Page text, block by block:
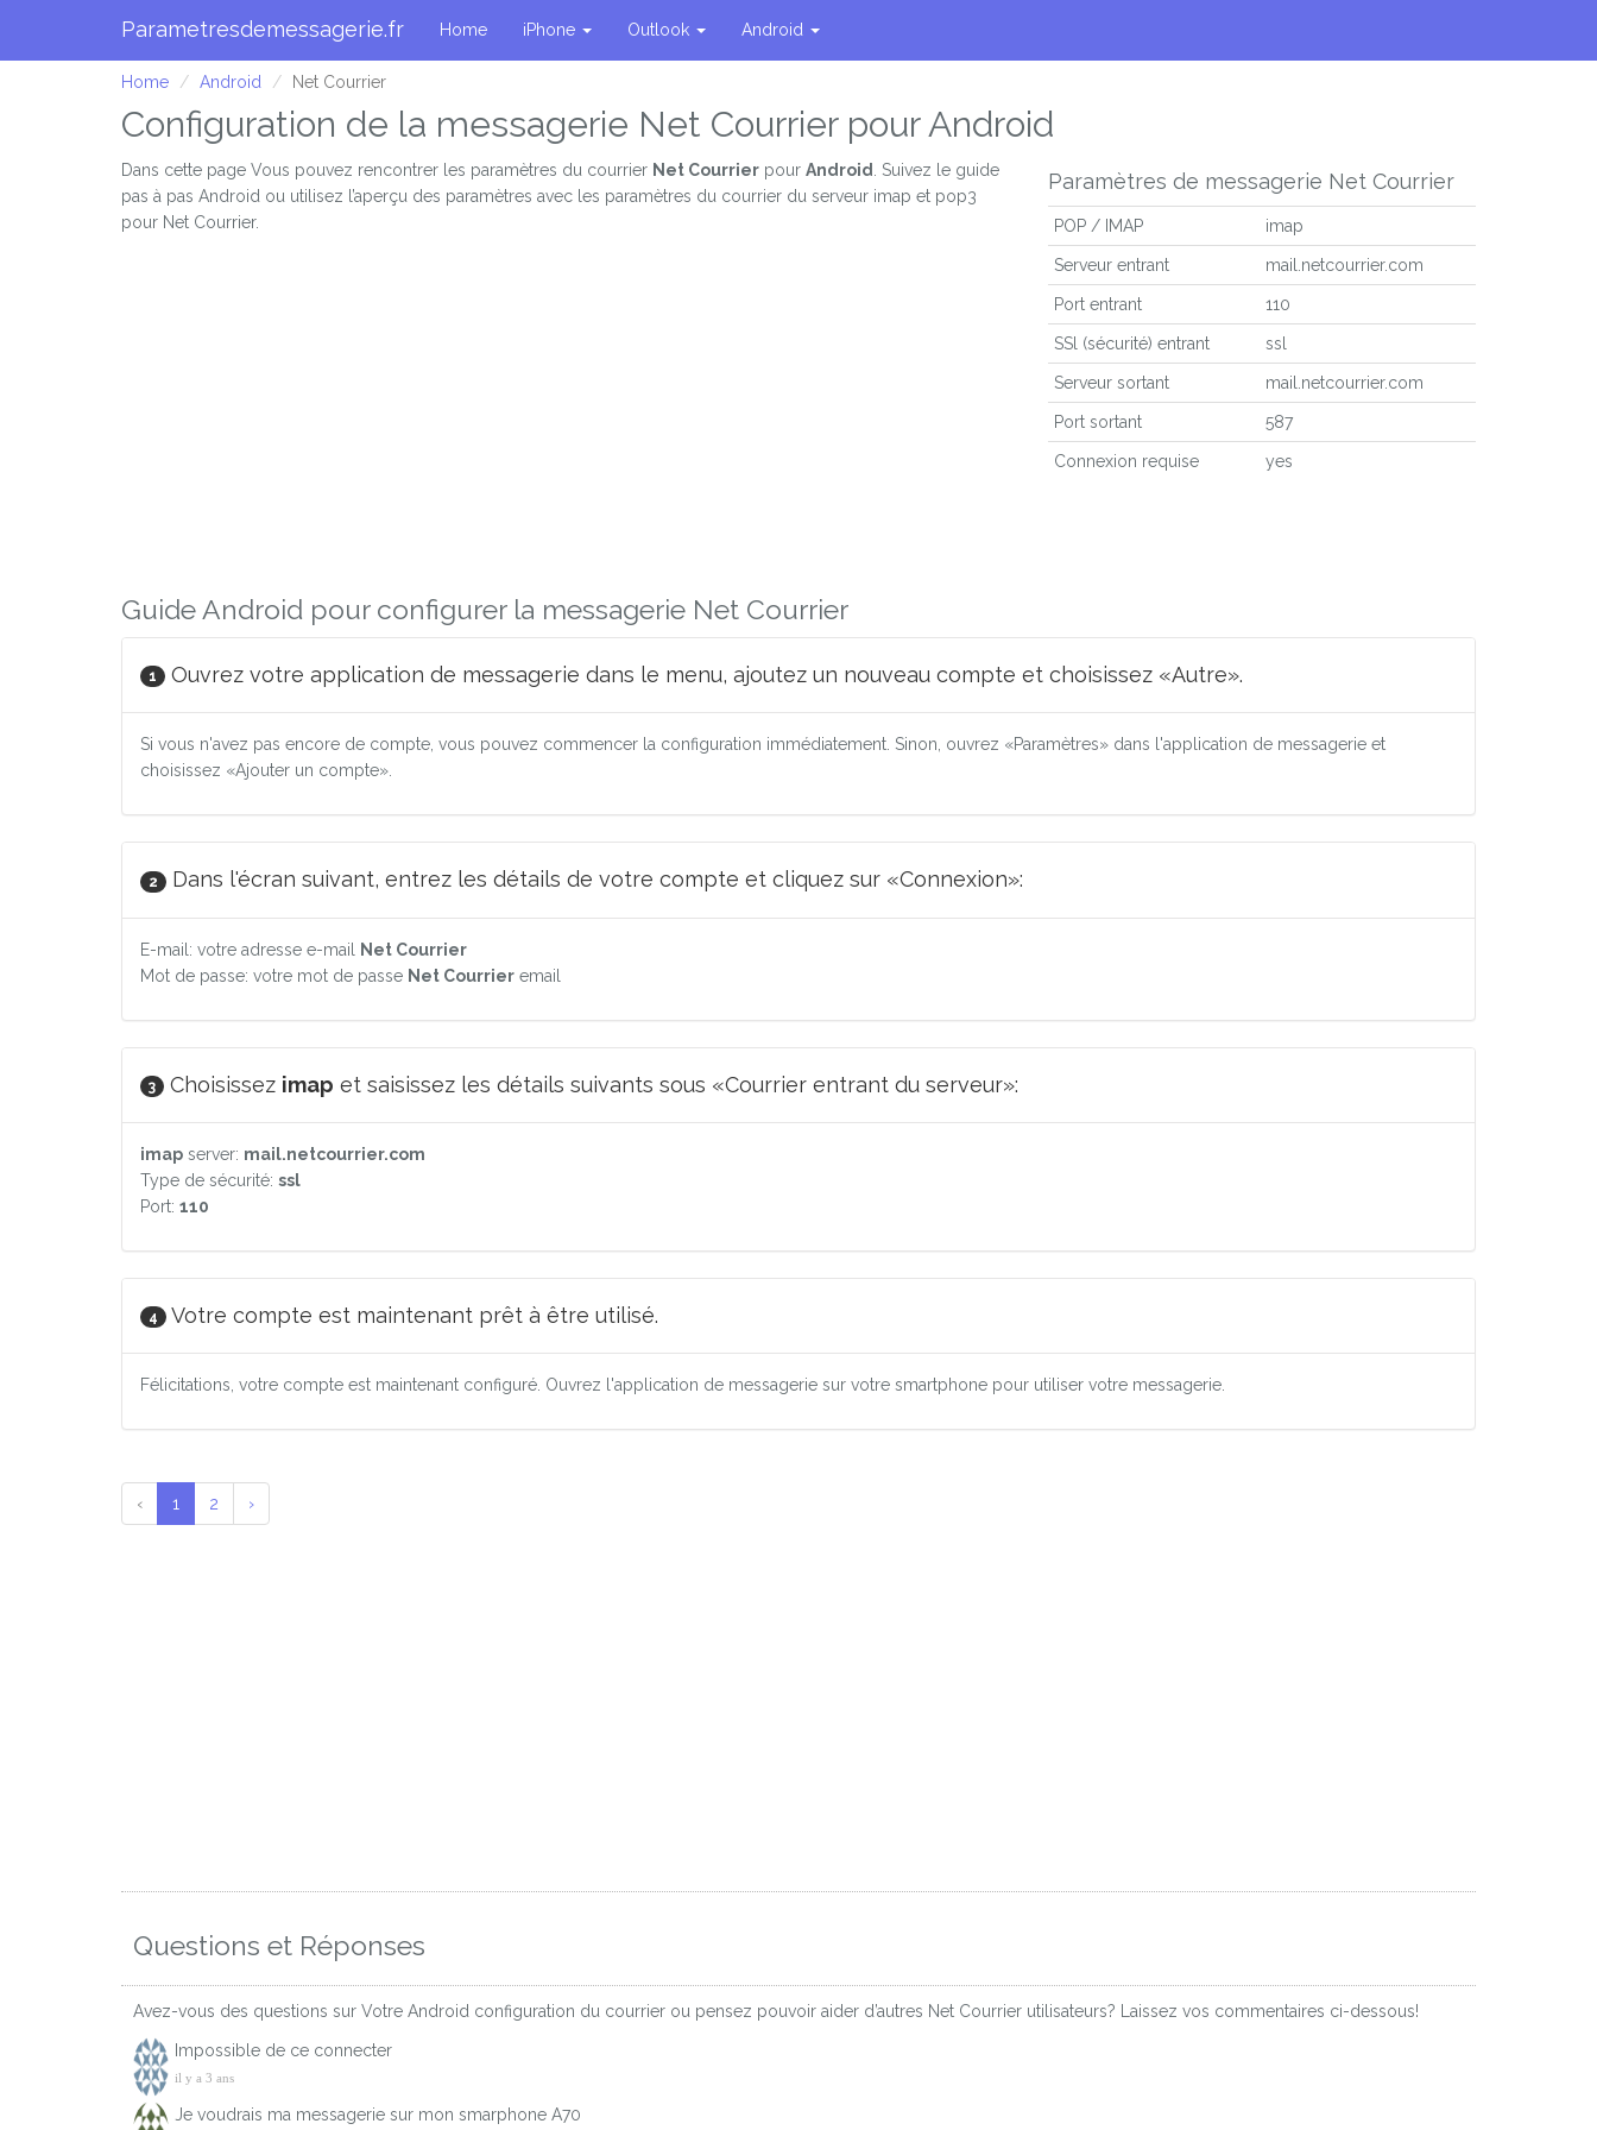
Parametresdemessagerie.fr Home iPhone Outlook Android
Home Android Net Courrier
Configuration de la messagerie Net Courrier pour Android
Dans cette page Vous pouvez rencontrer les paramètres du courrier Net Courrier pour Android
. Suivez le guide
pas à pas Android ou utilisez l’aperçu des paramètres avec les paramètres du courrier du serveur imap et pop3
pour Net Courrier.
Paramètres de messagerie Net Courrier
POP / IMAP imap
Serveur entrant mail.netcourrier.com
Port entrant 110
SSl (sécurité) entrant ssl
Serveur sortant mail.netcourrier.com
Port sortant 587
Connexion requise yes
Guide Android pour configurer la messagerie Net Courrier
1 Ouvrez votre application de messagerie dans le menu, ajoutez un nouveau compte et choisissez «Autre».
Si vous n'avez pas encore de compte, vous pouvez commencer la configuration immédiatement. Sinon, ouvrez «Paramètres» dans l'application de messagerie et
choisissez «Ajouter un compte».
2 Dans l'écran suivant, entrez les détails de votre compte et cliquez sur «Connexion»:
E-mail: votre adresse e-mail
Net Courrier
Mot de passe: votre mot de passe Net Courrier email
3 Choisissez imap et saisissez les détails suivants sous «Courrier entrant du serveur»:
imap server: mail.netcourrier.com
Type de sécurité: ssl
Port: 110
4 Votre compte est maintenant prêt à être utilisé.
Félicitations, votre compte est maintenant configuré. Ouvrez l'application de messagerie sur votre smartphone pour utiliser votre messagerie.
‹ 1 2 ›
Questions et Réponses
Avez-vous des questions sur Votre Android configuration du courrier ou pensez pouvoir aider d’autres Net Courrier utilisateurs? Laissez vos commentaires ci-dessous!
Impossible de ce connecter
il y a 3 ans
Je voudrais ma messagerie sur mon smarphone A70